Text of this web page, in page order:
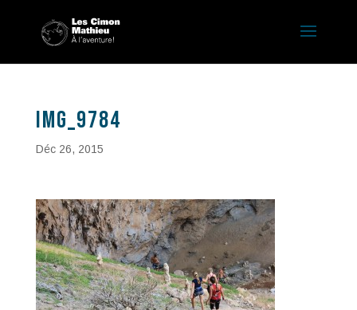
IMG_9784
Déc 26, 2015